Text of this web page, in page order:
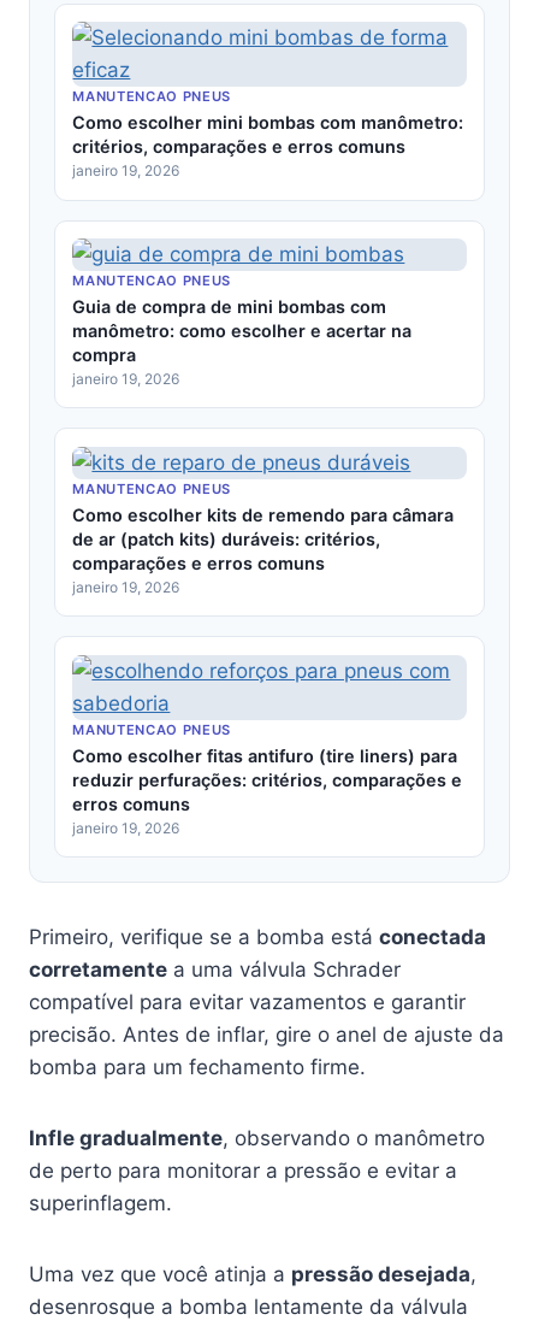
MANUTENCAO PNEUS
Como escolher mini bombas com manômetro:
critérios, comparações e erros comuns
janeiro 19, 2026
MANUTENCAO PNEUS
Guia de compra de mini bombas com
manômetro: como escolher e acertar na
compra
janeiro 19, 2026
MANUTENCAO PNEUS
Como escolher kits de remendo para câmara
de ar (patch kits) duráveis: critérios,
comparações e erros comuns
janeiro 19, 2026
MANUTENCAO PNEUS
Como escolher fitas antifuro (tire liners) para
reduzir perfurações: critérios, comparações e
erros comuns
janeiro 19, 2026
Primeiro, verifique se a bomba está conectada
corretamente a uma válvula Schrader
compatível para evitar vazamentos e garantir
precisão. Antes de inflar, gire o anel de ajuste da
bomba para um fechamento firme.
Infle gradualmente, observando o manômetro
de perto para monitorar a pressão e evitar a
superinflagem.
Uma vez que você atinja a pressão desejada,
desenrosque a bomba lentamente da válvula